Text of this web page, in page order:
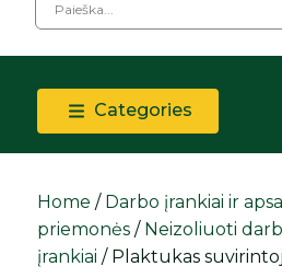
Categories
Home / Darbo įrankiai ir
priemonės / Neizoliuoti
įrankiai / Plaktukas